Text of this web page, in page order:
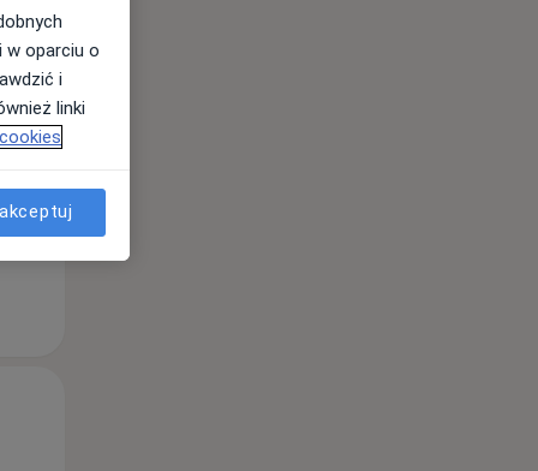
Pon,
10 Sie
w oparciu o
i
linki